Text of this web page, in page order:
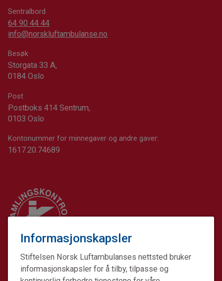
Informasjonskapsler
Stiftelsen Norsk Luftambulanses nettsted bruker
informasjonskapsler for å tilby, tilpasse og
Sentralbord
64 90 44 44
info@norskluftambulanse.no
Besøk
Storgata 33 A,
0184 Oslo
Post
Postboks 414 Sentrum,
0103 Oslo
Kontonummer for minnegaver og andre gaver:
1617.20.74689